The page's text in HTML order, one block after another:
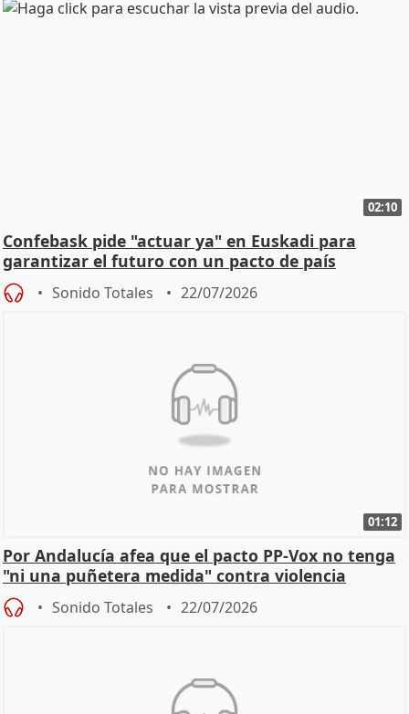
02:10
Confebask pide "actuar ya" en Euskadi para
garantizar el futuro con un pacto de país
Sonido Totales 22/07/2026
01:12
Por Andalucía afea que el pacto PP-Vox no tenga
"ni una puñetera medida" contra violencia
machista
Sonido Totales 22/07/2026